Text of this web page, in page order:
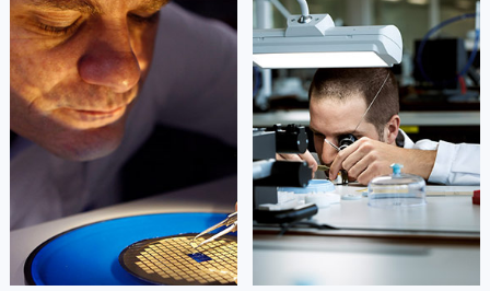
江苏省徐州市鼓楼区淮海东路29号苏宁广场IFC国际金融中心35层3508室天梭售后服务中心（需提前预约）
江苏省盐城市盐都区世纪大道5号盐城金融城写字楼1号楼16层1604室天梭售后服务中心（需提前预约）
江苏省镇江市京口区中山东路天梭售后服务中心（需提前预约）
江西省抚州市临川区赣东大道天梭售后服务中心（需提前预约）
江西省赣州市章贡区文清路天梭售后服务中心（需提前预约）
江西省吉安市吉州区井冈山大道天梭售后服务中心（需提前预约）
江西省九江市浔阳区浔阳路天梭售后服务中心（需提前预约）
江西省南昌市红谷滩新区红谷中大道998号绿地双子塔（中央广场）A1座办公楼14层1407室天梭售后服务中心（需提前预约）
凯罗尔·切尔西
资深天梭技师
是天梭售后维修服务中心
(天梭维修保养中心)
的高级技师之一
Beijing Tissot Maintain center
北京天梭维修
达芙妮·克劳迪娅
资深天梭技师
是天梭售后维修服务中心
(天梭维修保养中心)
的高级技师之一
Shanghai Tissot Maintain center
 上海天梭维修